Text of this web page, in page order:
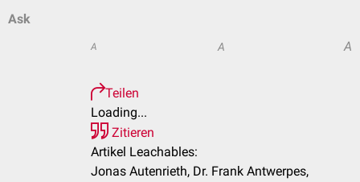
Ask
A A A
Teilen
Loading...
Zitieren
Artikel Leachables:
Jonas Autenrieth, Dr. Frank Antwerpes,